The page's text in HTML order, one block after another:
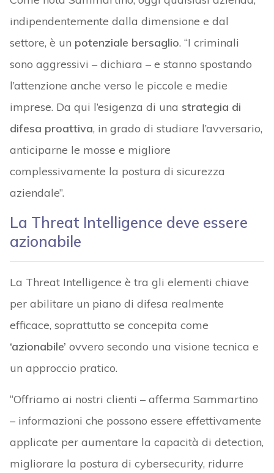
indipendentemente dalla dimensione e dal
settore, è un potenziale bersaglio. “I criminali
sono aggressivi – dichiara – e stanno spostando
l’attenzione anche verso le piccole e medie
imprese. Da qui l’esigenza di una strategia di
difesa proattiva, in grado di studiare l’avversario,
anticiparne le mosse e migliore
complessivamente la postura di sicurezza
aziendale”.
La Threat Intelligence deve essere
azionabile
La Threat Intelligence è tra gli elementi chiave
per abilitare un piano di difesa realmente
efficace, soprattutto se concepita come
‘azionabile’ ovvero secondo una visione tecnica e
un approccio pratico.
“Offriamo ai nostri clienti – afferma Sammartino
– informazioni che possono essere effettivamente
applicate per aumentare la capacità di detection,
migliorare la postura di cybersecurity, ridurre